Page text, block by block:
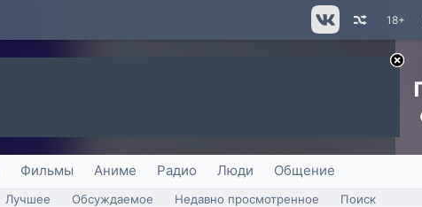
18+
Фильмы Аниме Радио Люди Общение
Лучшее Обсуждаемое Недавно просмотренное Поиск